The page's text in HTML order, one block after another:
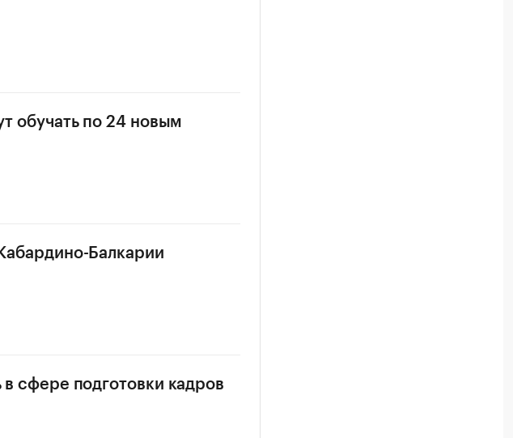
обучать по 24 новым
Балкарии
сфере подготовки кадров